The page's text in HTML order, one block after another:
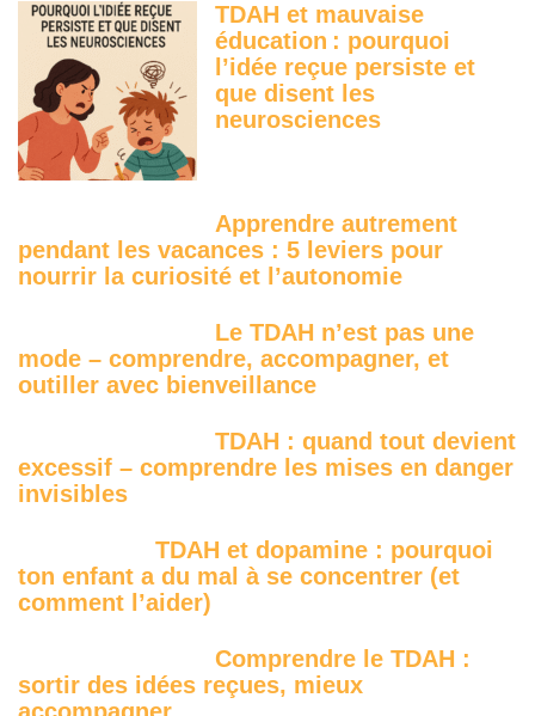
TDAH et mauvaise
éducation : pourquoi
l’idée reçue persiste et
que disent les
neurosciences
Apprendre autrement
pendant les vacances : 5 leviers pour
nourrir la curiosité et l’autonomie
Le TDAH n’est pas une
mode – comprendre, accompagner, et
outiller avec bienveillance
TDAH : quand tout devient
excessif – comprendre les mises en danger
invisibles
TDAH et dopamine : pourquoi
ton enfant a du mal à se concentrer (et
comment l’aider)
Comprendre le TDAH :
sortir des idées reçues, mieux